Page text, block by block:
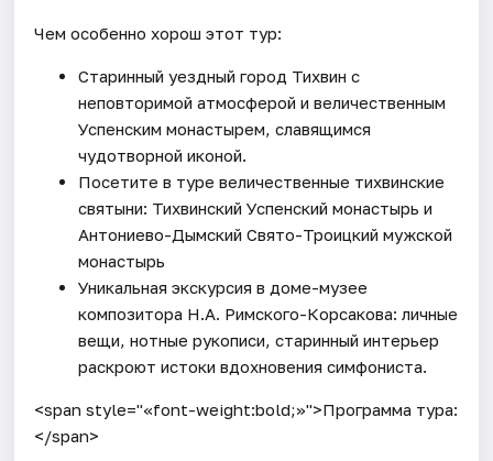
Чем особенно хорош этот тур:
Старинный уездный город Тихвин с
неповторимой атмосферой и величественным
Успенским монастырем, славящимся
чудотворной иконой.
Посетите в туре величественные тихвинские
святыни: Тихвинский Успенский монастырь и
Антониево-Дымский Свято-Троицкий мужской
монастырь
Уникальная экскурсия в доме-музее
композитора Н.А. Римского-Корсакова: личные
вещи, нотные рукописи, старинный интерьер
раскроют истоки вдохновения симфониста.
<span style="«font-weight:bold;»">Программа тура:
</span>